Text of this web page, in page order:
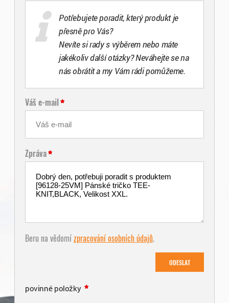
Potřebujete poradit, který produkt je
přesně pro Vás?
Nevíte si rady s výběrem nebo máte
jakékoliv další otázky? Neváhejte se na
nás obrátit a my Vám rádi pomůžeme.
Váš e-mail
Zpráva
Beru na vědomízpracování osobních údajů.
ODESLAT
povinné položky